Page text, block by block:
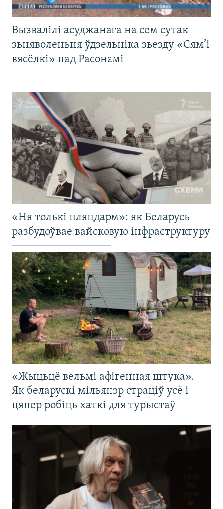
Вызвалілі асуджанага на сем сутак
зьняволеньня ўдзельніка зьезду «Сям’і
вясёлкі» пад Расонамі
«Ня толькі пляцдарм»: як Беларусь
разбудоўвае вайсковую інфраструктуру
«Жыцьцё вельмі афігенная штука».
Як беларускі мільянэр страціў усё і
цяпер робіць хаткі для турыстаў